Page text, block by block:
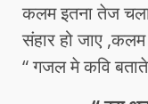
कलम इतना तेज
संहार हो जाए
“ गजल मे कवि